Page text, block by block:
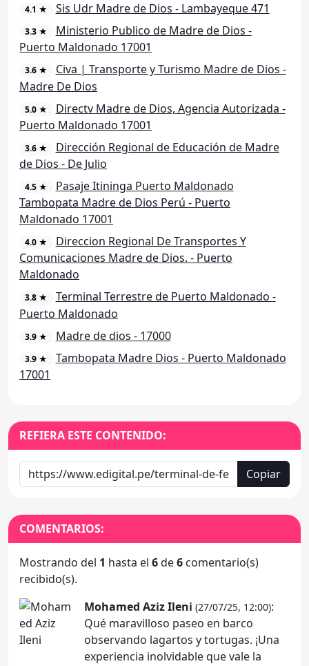
4.1 ★ Sis Udr Madre de Dios - Lambayeque 471
3.3 ★
Ministerio Publico de Madre de Dios -
Puerto Maldonado 17001
3.6 ★
Civa | Transporte y Turismo Madre de Dios -
Madre De Dios
5.0 ★
Directv Madre de Dios, Agencia Autorizada -
Puerto Maldonado 17001
3.6 ★
Dirección Regional de Educación de Madre
de Dios - De Julio
4.5 ★
Pasaje Itininga Puerto Maldonado
Tambopata Madre de Dios Perú - Puerto
Maldonado 17001
4.0 ★
Direccion Regional De Transportes Y
Comunicaciones Madre de Dios. - Puerto
Maldonado
3.8 ★
Terminal Terrestre de Puerto Maldonado -
Puerto Maldonado
3.9 ★ Madre de dios - 17000
3.9 ★
Tambopata Madre Dios - Puerto Maldonado
17001
REFIERA ESTE CONTENIDO:
Copiar
COMENTARIOS:
Mostrando del 1 hasta el 6de6 comentario(s)
recibido(s).
Mohamed Aziz Ileni (27/07/25, 12:00):
Qué maravilloso paseo en barco
observando lagartos y tortugas. ¡Una
experiencia inolvidable que vale la